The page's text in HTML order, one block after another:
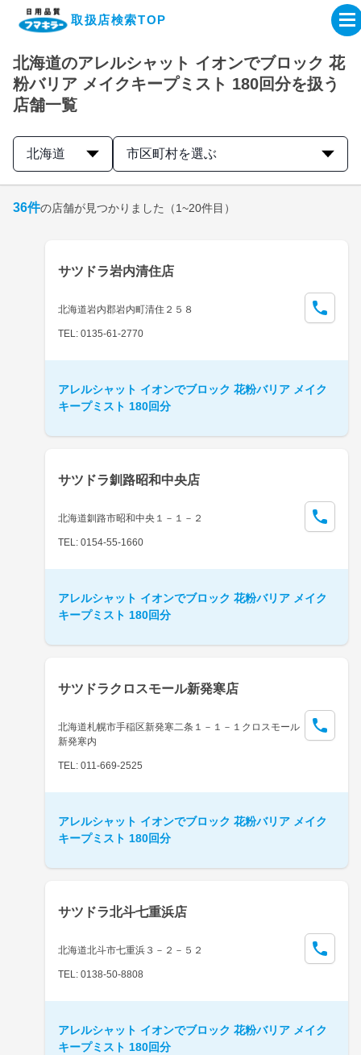
取扱店検索TOP
企業・IR情報サイト
オンラインショップ
製品検索はこちら
北海道のアレルシャット イオンでブロック 花
粉バリア メイクキープミスト 180回分を扱う
店舗一覧
北海道 市区町村を選ぶ
36件の店舗が見つかりました （1~20件目）
サツドラ岩内清住店
北海道岩内郡岩内町清住２５８
TEL: 0135-61-2770
アレルシャット イオンでブロック 花粉バリア メイク
キープミスト 180回分
サツドラ釧路昭和中央店
北海道釧路市昭和中央１－１－２
TEL: 0154-55-1660
アレルシャット イオンでブロック 花粉バリア メイク
キープミスト 180回分
サツドラクロスモール新発寒店
北海道札幌市手稲区新発寒二条１－１－１クロスモール
新発寒内
TEL: 011-669-2525
アレルシャット イオンでブロック 花粉バリア メイク
キープミスト 180回分
サツドラ北斗七重浜店
北海道北斗市七重浜３－２－５２
TEL: 0138-50-8808
アレルシャット イオンでブロック 花粉バリア メイク
キープミスト 180回分